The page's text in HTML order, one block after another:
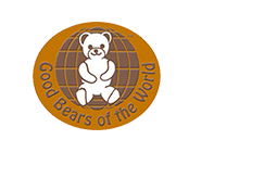
content